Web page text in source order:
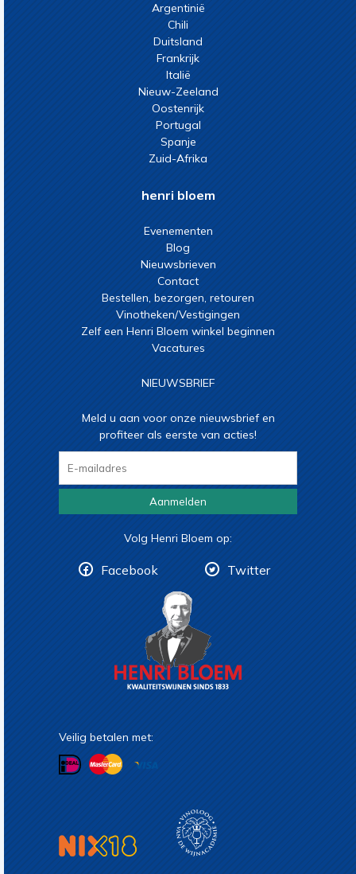
Argentinië
Chili
Duitsland
Frankrijk
Italië
Nieuw-Zeeland
Oostenrijk
Portugal
Spanje
Zuid-Afrika
henri bloem
Evenementen
Blog
Nieuwsbrieven
Contact
Bestellen, bezorgen, retouren
Vinotheken/Vestigingen
Zelf een Henri Bloem winkel beginnen
Vacatures
NIEUWSBRIEF
Meld u aan voor onze nieuwsbrief en
profiteer als eerste van acties!
Aanmelden
Volg Henri Bloem op:
Facebook Twitter
Veilig betalen met: